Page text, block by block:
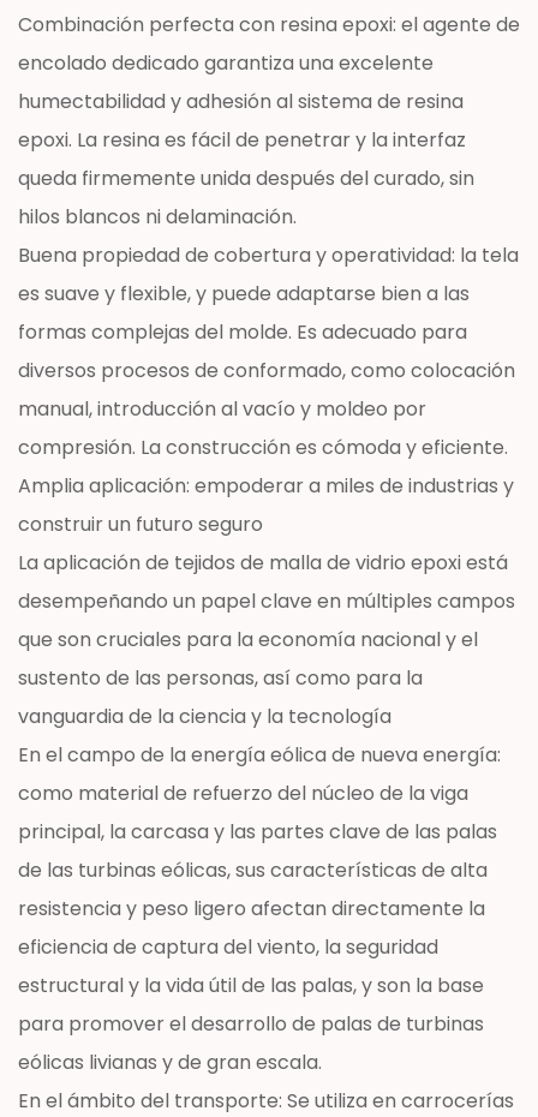
Combinación perfecta con resina epoxi: el agente de
encolado dedicado garantiza una excelente
humectabilidad y adhesión al sistema de resina
epoxi. La resina es fácil de penetrar y la interfaz
queda firmemente unida después del curado, sin
hilos blancos ni delaminación.
Buena propiedad de cobertura y operatividad: la tela
es suave y flexible, y puede adaptarse bien a las
formas complejas del molde. Es adecuado para
diversos procesos de conformado, como colocación
manual, introducción al vacío y moldeo por
compresión. La construcción es cómoda y eficiente.
Amplia aplicación: empoderar a miles de industrias y
construir un futuro seguro
La aplicación de tejidos de malla de vidrio epoxi está
desempeñando un papel clave en múltiples campos
que son cruciales para la economía nacional y el
sustento de las personas, así como para la
vanguardia de la ciencia y la tecnología
En el campo de la energía eólica de nueva energía:
como material de refuerzo del núcleo de la viga
principal, la carcasa y las partes clave de las palas
de las turbinas eólicas, sus características de alta
resistencia y peso ligero afectan directamente la
eficiencia de captura del viento, la seguridad
estructural y la vida útil de las palas, y son la base
para promover el desarrollo de palas de turbinas
eólicas livianas y de gran escala.
En el ámbito del transporte: Se utiliza en carrocerías